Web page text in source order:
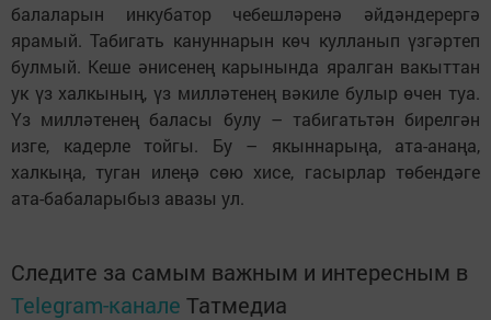
балаларын инкубатор чебешләренә әйдәндерергә
ярамый. Табигать кануннарын көч кулланып үзгәртеп
булмый. Кеше әнисенең карынында яралган вакыттан
ук үз халкының, үз милләтенең вәкиле булыр өчен туа.
Үз милләтенең баласы булу – табигатьтән бирелгән
изге, кадерле тойгы. Бу – якыннарыңа, ата-анаңа,
халкыңа, туган илеңә сөю хисе, гасырлар төбендәге
ата-бабаларыбыз авазы ул.
Следите за самым важным и интересным в
Telegram-канале Татмедиа